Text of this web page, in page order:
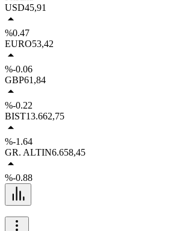
USD45,91
%0.47
EURO53,42
%-0.06
GBP61,84
%-0.22
BIST13.662,75
%-1.64
GR. ALTIN6.658,45
%-0.88